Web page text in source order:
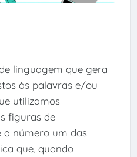
linguagem que gera
às palavras e/ou
utilizamos
figuras de
a número um das
que, quando